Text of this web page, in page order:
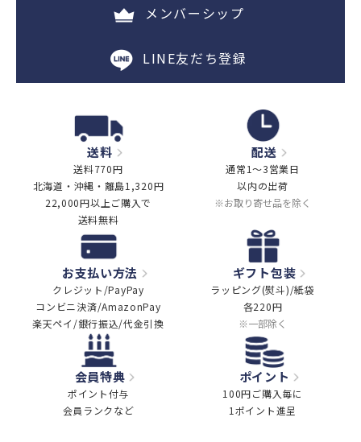
メンバーシップ
LINE友だち登録
送料
送料770円
北海道・沖縄・離島1,320円
22,000円以上ご購入で
送料無料
配送
通常1～3営業日
以内の出荷
※お取り寄せ品を除く
お支払い方法
クレジット/PayPay
コンビニ決済/AmazonPay
楽天ペイ/銀行振込/代金引換
ギフト包装
ラッピング(熨斗)/紙袋
各220円
※一部除く
会員特典
ポイント付与
会員ランクなど
ポイント
100円ご購入毎に
1ポイント進呈